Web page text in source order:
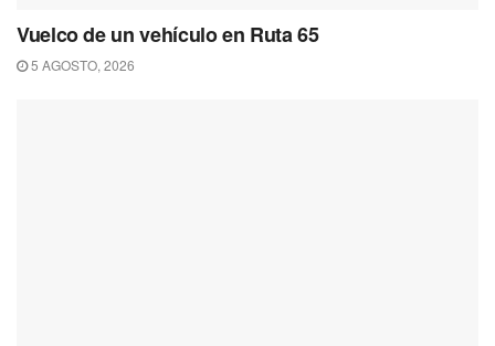
Vuelco de un vehículo en Ruta 65
5 AGOSTO, 2026